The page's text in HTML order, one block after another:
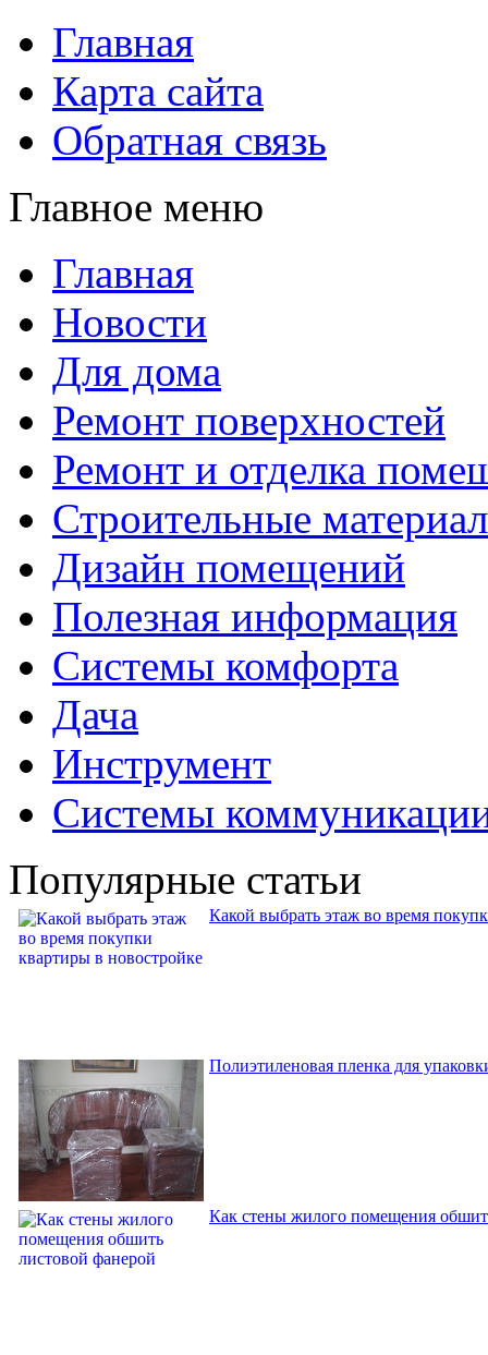
Главная
Карта сайта
Обратная связь
Главное меню
Главная
Новости
Для дома
Ремонт поверхностей
Ремонт и отделка
Строительные
Дизайн помещений
Полезная информация
Системы комфорта
Дача
Инструмент
Системы
Популярные статьи
Какой выбрать этаж во время
Полиэтиленовая пленка для
Как стены жилого помещения